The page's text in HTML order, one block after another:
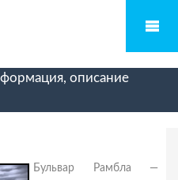
описание
Бульвар Рамбла —